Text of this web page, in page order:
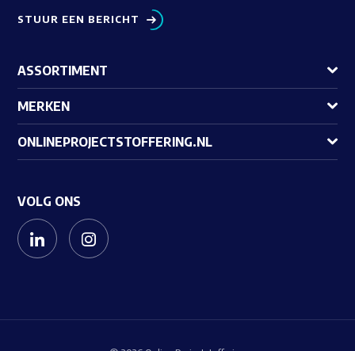
STUUR EEN BERICHT
ASSORTIMENT
MERKEN
ONLINEPROJECTSTOFFERING.NL
VOLG ONS